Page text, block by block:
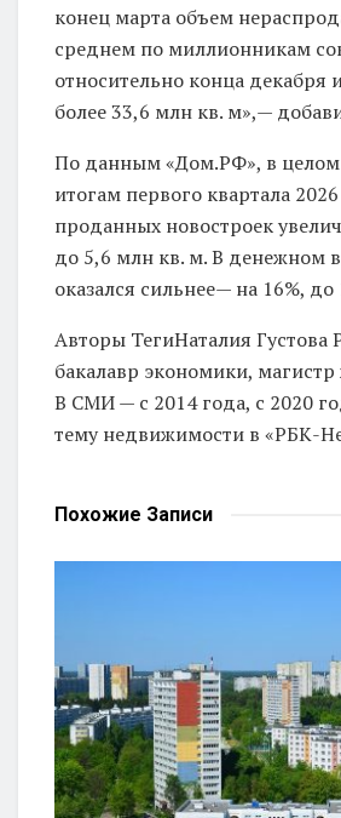
конец марта объем
среднем по миллионникам
относительно конца декабря
более 33,6 млн кв. м»,—
По данным «Дом.РФ», в целом
итогам первого квартала
проданных новостроек
до 5,6 млн кв. м. В денежном
оказался сильнее— на 16%,
Авторы ТегиНаталия Густова
бакалавр экономики,
В СМИ — с 2014 года, с 2020
тему недвижимости в «РБК-
Похожие Записи